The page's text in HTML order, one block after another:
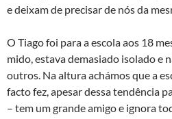
e deixam de precisar de nós da
O Tiago foi para a escola aos 18
mido, estava demasiado isolado e
outros. Na altura achámos que a
facto fez, apesar dessa tendência
– tem um grande amigo e ignora